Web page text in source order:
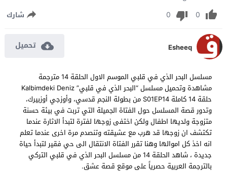
0
0 شارك
Esheeq تحميل
مسلسل البحر الذي في قلبي الموسم الاول الحلقة 14 مترجمة
مشاهدة وتحميل مسلسل “البحر الذي في قلبي” Kalbimdeki Deniz
حلقة 14 كاملة S01EP14 من بطولة النجم قدسي، وأوزجي أوزبيرك،
وتدور قصة المسلسل حول الفتاة الجميلة التي تربت في بيئة حسنة
متزوجة ولديها اطفال ولكن اختفى زوجها لفترة لتبدأ الاثارة عندما
تكتشف ان زوجها قد هرب مع عشيقته وتنصدم مرة اخرى عندما تعلم
انه اخذ كل اموالها وهنا تقرر الفتاة الانتقال الى حي فقير لتبدأ حياة
جديدة ، شاهد الحلقة 14 من مسلسل البحر الذي في قلبي التركي
بالترجمة العربية حصرياً على موقع قصة عشق.